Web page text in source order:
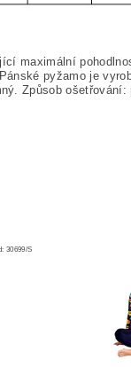
maximální
pyžamo je
Způsob
30699/S